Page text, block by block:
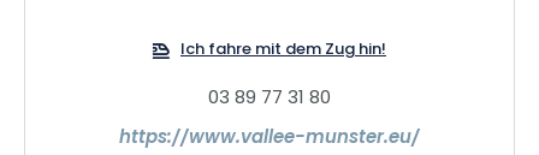
Ich fahre mit dem Zug hin!
03 89 77 31 80
https://www.vallee-munster.eu/